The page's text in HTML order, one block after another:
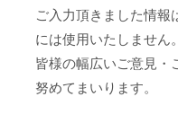
ご入力頂きました情報
には使用いたしません。
皆様の幅広いご意見・
努めてまいります。